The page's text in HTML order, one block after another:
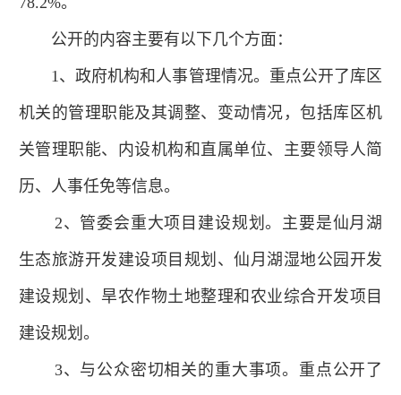
公开的内容主要有以下几个方面：
1、政府机构和人事管理情况。重点公开了库区
机关的管理职能及其调整、变动情况，包括库区机
关管理职能、内设机构和直属单位、主要领导人简
历、人事任免等信息。
2、管委会重大项目建设规划。主要是仙月湖
生态旅游开发建设项目规划、仙月湖湿地公园开发
建设规划、旱农作物土地整理和农业综合开发项目
建设规划。
3、与公众密切相关的重大事项。重点公开了